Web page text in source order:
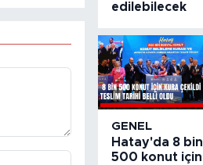
edilebilecek
GENEL
Hatay'da 8 bin
500 konut için